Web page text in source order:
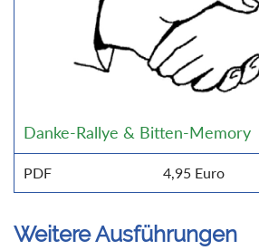
Danke-Rallye & Bitten-Memory
PDF 4,95 Euro
Weitere Ausführungen